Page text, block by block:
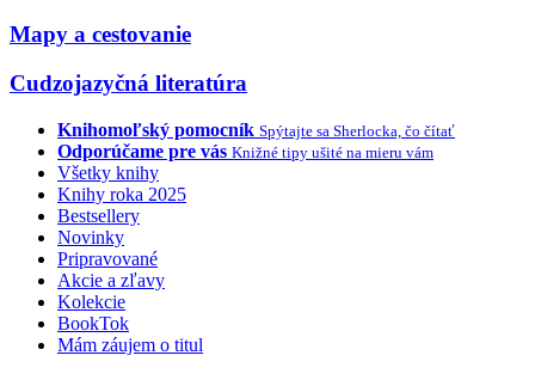
Mapy a cestovanie
Cudzojazyčná literatúra
Knihomoľský pomocník Spýtajte sa Sherlocka, čo čítať
Odporúčame pre vás Knižné tipy ušité na mieru vám
Všetky knihy
Knihy roka 2025
Bestsellery
Novinky
Pripravované
Akcie a zľavy
Kolekcie
BookTok
Mám záujem o titul